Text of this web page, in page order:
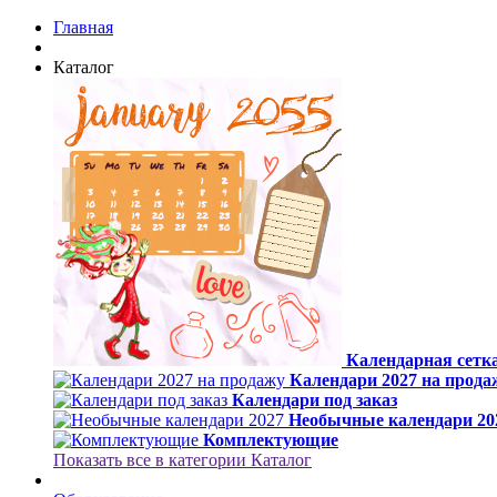
Главная
Каталог
Календарная
Календари 2027 на
Календари под заказ
Необычные календари
Комплектующие
Показать все в категории Каталог